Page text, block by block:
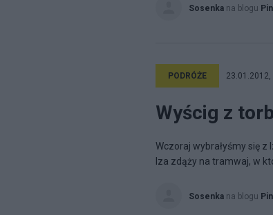
Sosenka na blogu
PODRÓŻE 23.01.2012,
Wyścig z
Wczoraj wybrałyśmy się z
Iza zdąży na tramwaj, w
Sosenka na blogu